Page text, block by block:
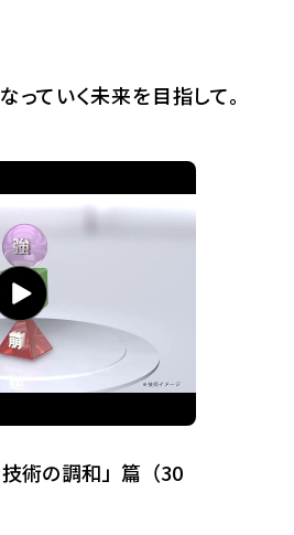
ていく未来を目指して。
技術の調和」篇（30